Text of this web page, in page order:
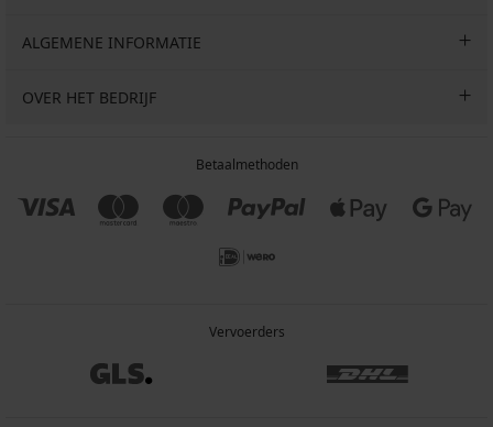
ALGEMENE INFORMATIE
OVER HET BEDRIJF
Betaalmethoden
Vervoerders